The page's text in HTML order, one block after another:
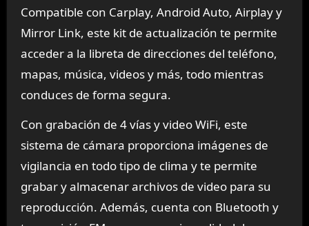
Compatible con Carplay, Android Auto, Airplay y
Mirror Link, este kit de actualización te permite
acceder a la libreta de direcciones del teléfono,
mapas, música, videos y más, todo mientras
conduces de forma segura.
Con grabación de 4 vías y video WiFi, este
sistema de cámara proporciona imágenes de
vigilancia en todo tipo de clima y te permite
grabar y almacenar archivos de video para su
reproducción. Además, cuenta con Bluetooth y